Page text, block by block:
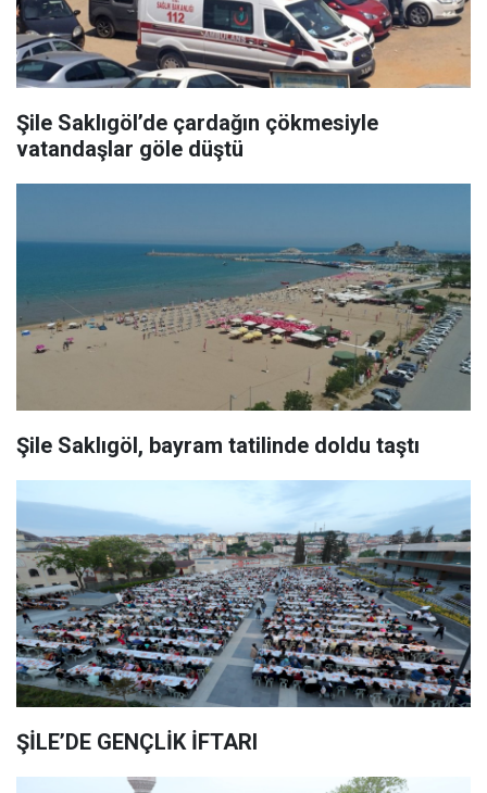
Şile Saklıgöl’de çardağın çökmesiyle
vatandaşlar göle düştü
Şile Saklıgöl, bayram tatilinde doldu taştı
ŞİLE’DE GENÇLİK İFTARI